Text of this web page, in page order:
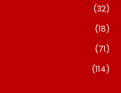
(32)
(18)
(71)
(114)